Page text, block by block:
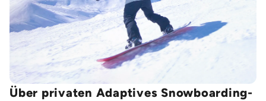
Über privaten Adaptives Snowboarding-